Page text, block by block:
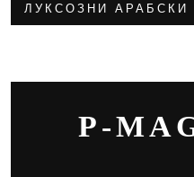
ЛУКСОЗНИ
P-